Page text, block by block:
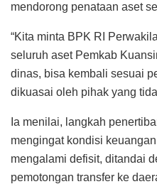
mendorong penataan aset
“Kita minta BPK RI
seluruh aset Pemkab
dinas, bisa kembali sesuai
dikuasai oleh pihak yang
Ia menilai, langkah
mengingat kondisi
mengalami defisit, ditandai
pemotongan transfer ke